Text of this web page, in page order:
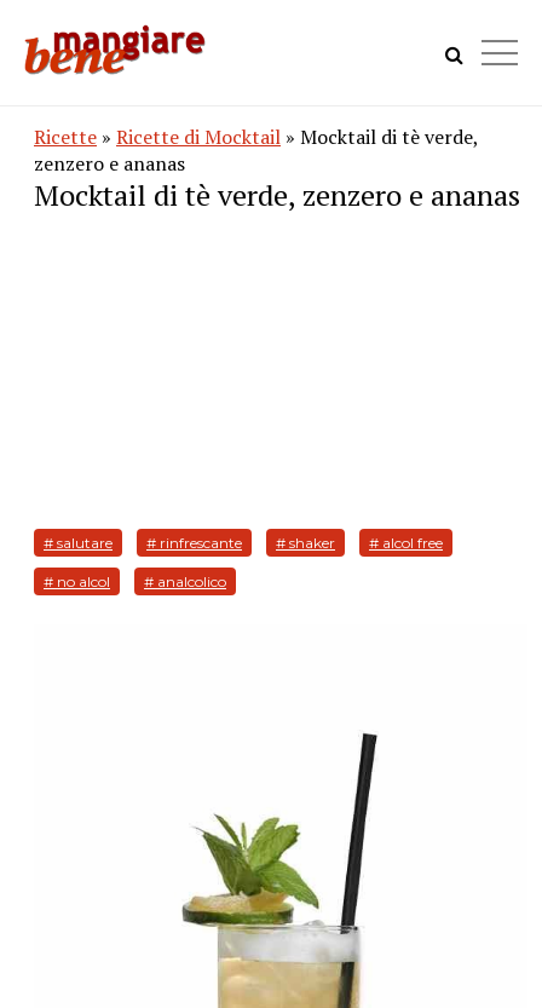
Ricette » Ricette di Mocktail » Mocktail di tè verde,
zenzero e ananas
Mocktail di tè verde, zenzero e ananas
# salutare # rinfrescante # shaker # alcol free
# no alcol # analcolico